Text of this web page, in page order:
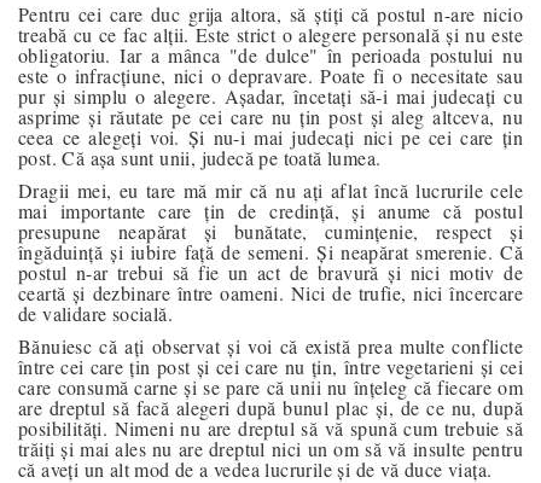
Pentru cei care duc grija altora, să știți că postul n-are nicio
treabă cu ce fac alții. Este strict o alegere personală și nu este
obligatoriu. Iar a mânca "de dulce" în perioada postului nu
este o infracțiune, nici o depravare. Poate fi o necesitate sau
pur și simplu o alegere. Așadar, încetați să-i mai judecați cu
asprime și răutate pe cei care nu țin post și aleg altceva, nu
ceea ce alegeți voi. Și nu-i mai judecați nici pe cei care țin
post. Că așa sunt unii, judecă pe toată lumea.
Dragii mei, eu tare mă mir că nu ați aflat încă lucrurile cele
mai importante care țin de credință, și anume că postul
presupune neapărat și bunătate, cumințenie, respect și
îngăduință și iubire față de semeni. Și neapărat smerenie. Că
postul n-ar trebui să fie un act de bravură și nici motiv de
ceartă și dezbinare între oameni. Nici de trufie, nici încercare
de validare socială.
Bănuiesc că ați observat și voi că există prea multe conflicte
între cei care țin post și cei care nu țin, între vegetarieni și cei
care consumă carne și se pare că unii nu înțeleg că fiecare om
are dreptul să facă alegeri după bunul plac și, de ce nu, după
posibilități. Nimeni nu are dreptul să vă spună cum trebuie să
trăiți și mai ales nu are dreptul nici un om să vă insulte pentru
că aveți un alt mod de a vedea lucrurile și de vă duce viața.